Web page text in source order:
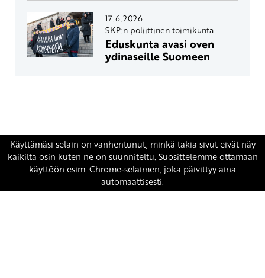
17.6.2026
SKP:n poliittinen toimikunta
Eduskunta avasi oven
ydinaseille Suomeen
Yhteystiedot
SKP:n toimisto
Osoite: Viljatie 4 B 3. kerros, 00700 Helsinki
Puh: 045 7834 1346